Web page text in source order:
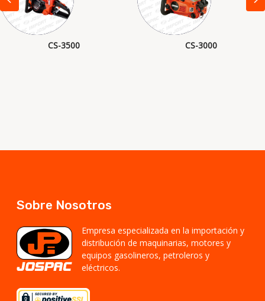
CS-3500 CS-3000
Sobre Nosotros
Empresa especializada en la importación y
distribución de maquinarias, motores y
equipos gasolineros, petroleros y
eléctricos.